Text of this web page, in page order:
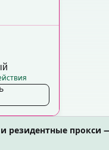
резидентные прокси